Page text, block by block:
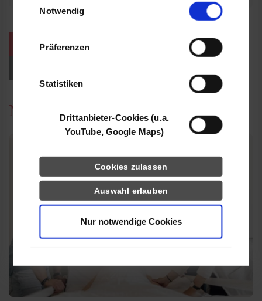
YouTube, Google Maps) führen diese
Daten zusammen, die Sie ihnen bereitgestellt
haben oder die sie im Rahmen Ihrer Nutzung
Notwendig
Präferenzen
Statistiken
Drittanbieter-Cookies (u.a.
YouTube, Google Maps)
Cookies zulassen
Auswahl erlauben
Nur notwendige Cookies
weitere Veranstaltungen / Termine
News